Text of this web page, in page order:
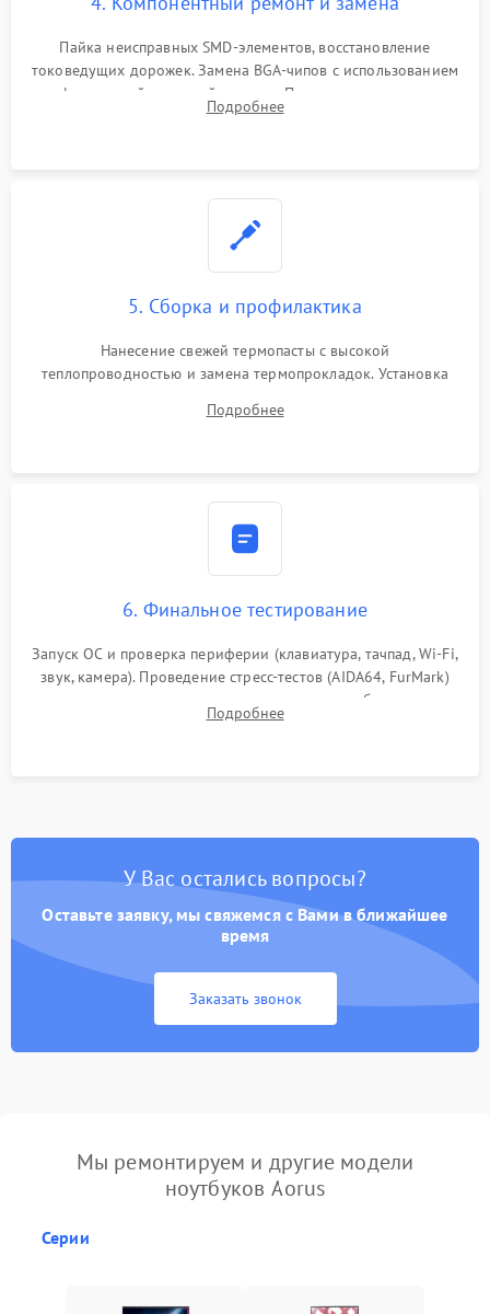
Пайка неисправных SMD-элементов, восстановление
токоведущих дорожек. Замена BGA-чипов с использованием
инфракрасной паяльной станции. Прошивка микросхемы
BIOS или замена поврежденных портов USB
Подробнее
5. Сборка и профилактика
Нанесение свежей термопасты с высокой
теплопроводностью и замена термопрокладок. Установка
шлейфов, модулей памяти и накопителей. Предварительная
Подробнее
6. Финальное тестирование
Запуск ОС и проверка периферии (клавиатура, тачпад, Wi-Fi,
звук, камера). Проведение стресс-тестов (AIDA64, FurMark)
для контроля температурного режима и стабильности
системы под пиковой нагрузкой.
Подробнее
У Вас остались вопросы?
Оставьте заявку, мы свяжемся с Вами в ближайшее
время
Заказать звонок
Мы ремонтируем и другие модели
ноутбуков Aorus
Серии